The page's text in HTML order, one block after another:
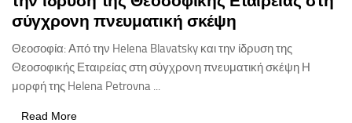
σύγχρονη πνευματική σκέψη
Θεοσοφία: Από την Helena Blavatsky και την ίδρυση της
Θεοσοφικής Εταιρείας στη σύγχρονη πνευματική σκέψη Η
μορφή της Helena Petrovna ...
Read More